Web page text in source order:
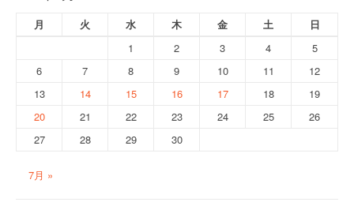
ン月 火 水 木 金 土
日
1
2 3 4
5
6
7 8 9 10 11
12
13
14 15 16 17 18
19
20
21 22 23 24 25
26
27
28 29 30
7月 »